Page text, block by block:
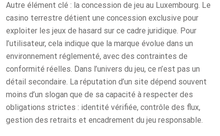
Autre élément clé : la concession de jeu au Luxembourg. Le
casino terrestre détient une concession exclusive pour
exploiter les jeux de hasard sur ce cadre juridique. Pour
l’utilisateur, cela indique que la marque évolue dans un
environnement réglementé, avec des contraintes de
conformité réelles. Dans l’univers du jeu, ce n’est pas un
détail secondaire. La réputation d’un site dépend souvent
moins d’un slogan que de sa capacité à respecter des
obligations strictes : identité vérifiée, contrôle des flux,
gestion des retraits et encadrement du jeu responsable.